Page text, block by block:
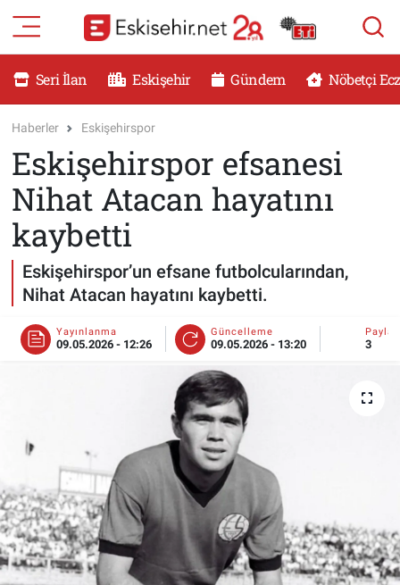
Seri İlan Eskişehir Gündem Nöbetçi
Haberler Eskişehirspor
Eskişehirspor efsanesi
Nihat Atacan hayatını
kaybetti
Eskişehirspor’un efsane futbolcularından,
Nihat Atacan hayatını kaybetti.
Yayınlanma
09.05.2026 - 12:26
Güncelleme
09.05.2026 - 13:20 3
RESMİ İLANLAR
DÜNYA
SAĞLIK
MAGAZİN
KADIN
TEKNOLOJİ
ESKİŞEHİR NÖBETÇİ ECZANELER
Eskişehir Haber İçerikleri
Eskişehir Hava Durumu
Eskişehir Tramvay Saatleri
Eskişehir Nöbetçi Eczaneler
Eskişehir Namaz Vakitleri
Eskişehir Trafik Yoğunluk Haritası
Süper Lig Puan Durumu ve Fikstür
Tüm Manşetler
Son Dakika Haberleri